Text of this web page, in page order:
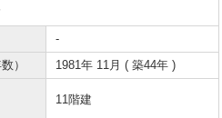
-
）
1981年 11月 ( 築44年 )
11階建